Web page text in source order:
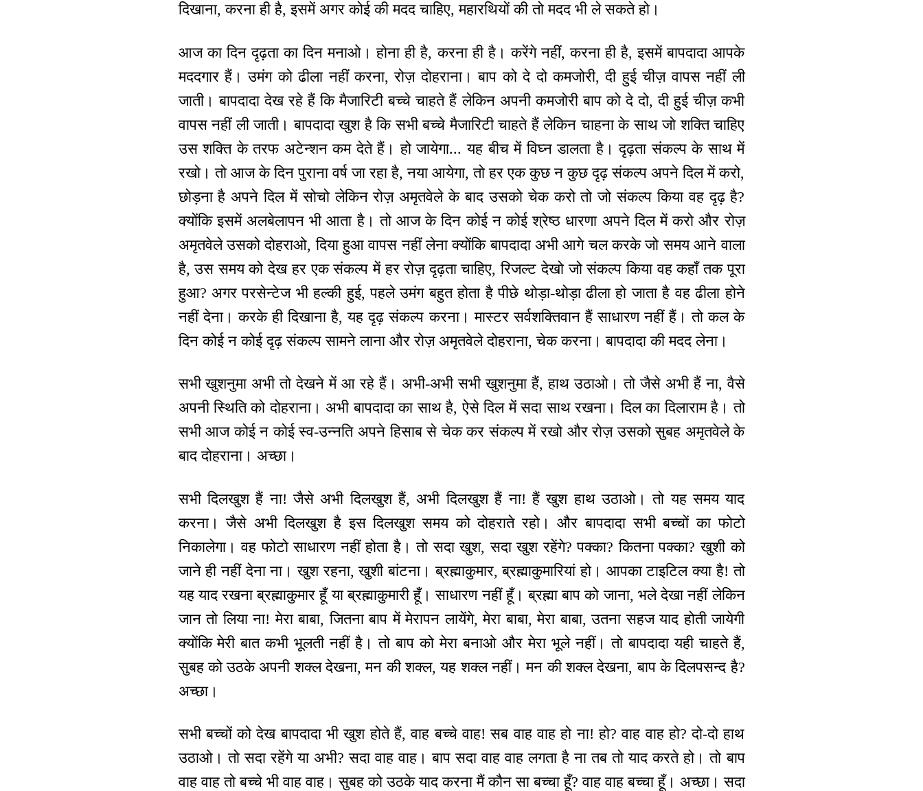
दिखाना, करना ही है, इसमें अगर कोई की मदद चाहिए, महारथियों की तो मदद भी ले सकते हो।
आज का दिन दृढ़ता का दिन मनाओ। होना ही है, करना ही है। करेंगे नहीं, करना ही है, इसमें बापदादा आपके
मददगार हैं। उमंग को ढीला नहीं करना, रोज़ दोहराना। बाप को दे दो कमजोरी, दी हुई चीज़ वापस नहीं ली
जाती। बापदादा देख रहे हैं कि मैजारिटी बच्चे चाहते हैं लेकिन अपनी कमजोरी बाप को दे दो, दी हुई चीज़ कभी
वापस नहीं ली जाती। बापदादा खुश है कि सभी बच्चे मैजारिटी चाहते हैं लेकिन चाहना के साथ जो शक्ति चाहिए
उस शक्ति के तरफ अटेन्शन कम देते हैं। हो जायेगा... यह बीच में विघ्न डालता है। दृढ़ता संकल्प के साथ में
रखो। तो आज के दिन पुराना वर्ष जा रहा है, नया आयेगा, तो हर एक कुछ न कुछ दृढ़ संकल्प अपने दिल में करो,
छोड़ना है अपने दिल में सोचो लेकिन रोज़ अमृतवेले के बाद उसको चेक करो तो जो संकल्प किया वह दृढ़ है?
क्योंकि इसमें अलबेलापन भी आता है। तो आज के दिन कोई न कोई श्रेष्ठ धारणा अपने दिल में करो और रोज़
अमृतवेले उसको दोहराओ, दिया हुआ वापस नहीं लेना क्योंकि बापदादा अभी आगे चल करके जो समय आने वाला
है, उस समय को देख हर एक संकल्प में हर रोज़ दृढ़ता चाहिए, रिजल्ट देखो जो संकल्प किया वह कहाँ तक पूरा
हुआ? अगर परसेन्टेज भी हल्की हुई, पहले उमंग बहुत होता है पीछे थोड़ा-थोड़ा ढीला हो जाता है वह ढीला होने
नहीं देना। करके ही दिखाना है, यह दृढ़ संकल्प करना। मास्टर सर्वशक्तिवान हैं साधारण नहीं हैं। तो कल के
दिन कोई न कोई दृढ़ संकल्प सामने लाना और रोज़ अमृतवेले दोहराना, चेक करना। बापदादा की मदद लेना।
सभी खुशनुमा अभी तो देखने में आ रहे हैं। अभी-अभी सभी खुशनुमा हैं, हाथ उठाओ। तो जैसे अभी हैं ना, वैसे
अपनी स्थिति को दोहराना। अभी बापदादा का साथ है, ऐसे दिल में सदा साथ रखना। दिल का दिलाराम है। तो
सभी आज कोई न कोई स्व-उन्नति अपने हिसाब से चेक कर संकल्प में रखो और रोज़ उसको सुबह अमृतवेले के
बाद दोहराना। अच्छा।
सभी दिलखुश हैं ना! जैसे अभी दिलखुश हैं, अभी दिलखुश हैं ना! हैं खुश हाथ उठाओ। तो यह समय याद
करना। जैसे अभी दिलखुश है इस दिलखुश समय को दोहराते रहो। और बापदादा सभी बच्चों का फोटो
निकालेगा। वह फोटो साधारण नहीं होता है। तो सदा खुश, सदा खुश रहेंगे? पक्का? कितना पक्का? खुशी को
जाने ही नहीं देना ना। खुश रहना, खुशी बांटना। ब्रह्माकुमार, ब्रह्माकुमारियां हो। आपका टाइटिल क्या है! तो
यह याद रखना ब्रह्माकुमार हूँ या ब्रह्माकुमारी हूँ। साधारण नहीं हूँ। ब्रह्मा बाप को जाना, भले देखा नहीं लेकिन
जान तो लिया ना! मेरा बाबा, जितना बाप में मेरापन लायेंगे, मेरा बाबा, मेरा बाबा, उतना सहज याद होती जायेगी
क्योंकि मेरी बात कभी भूलती नहीं है। तो बाप को मेरा बनाओ और मेरा भूले नहीं। तो बापदादा यही चाहते हैं,
सुबह को उठके अपनी शक्ल देखना, मन की शक्ल, यह शक्ल नहीं। मन की शक्ल देखना, बाप के दिलपसन्द है?
अच्छा।
सभी बच्चों को देख बापदादा भी खुश होते हैं, वाह बच्चे वाह! सब वाह वाह हो ना! हो? वाह वाह हो? दो-दो हाथ
उठाओ। तो सदा रहेंगे या अभी? सदा वाह वाह। बाप सदा वाह वाह लगता है ना तब तो याद करते हो। तो बाप
वाह वाह तो बच्चे भी वाह वाह। सुबह को उठके याद करना मैं कौन सा बच्चा हूँ? वाह वाह बच्चा हूँ। अच्छा। सदा